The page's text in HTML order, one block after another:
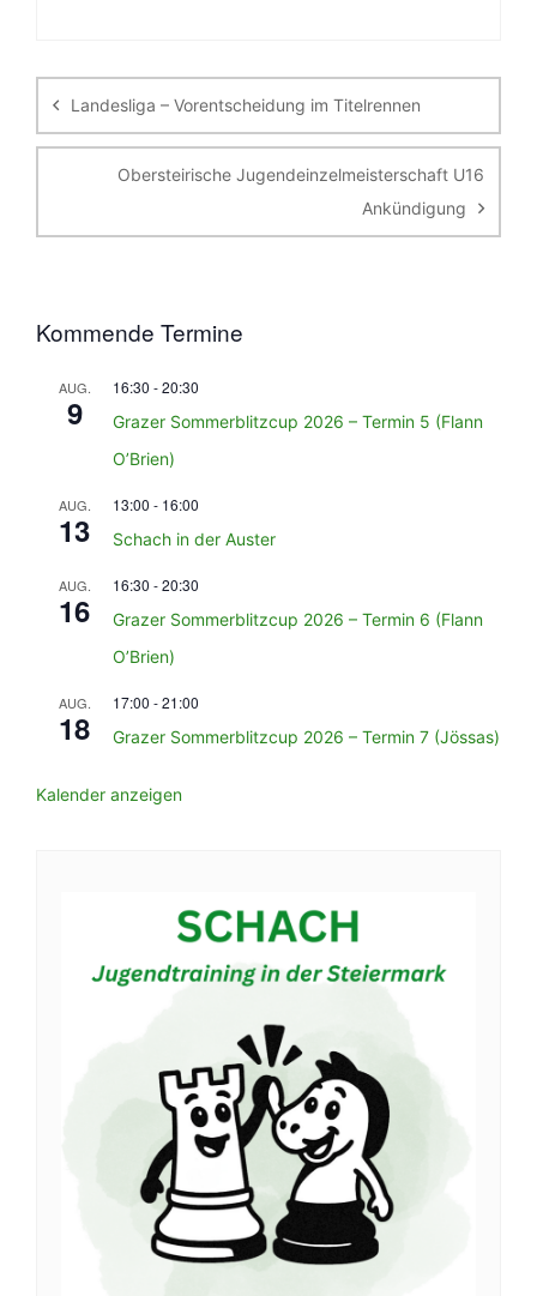
Landesliga – Vorentscheidung im Titelrennen
Obersteirische Jugendeinzelmeisterschaft U16
Ankündigung
Kommende Termine
AUG.
9
16:30 -20:30
Grazer Sommerblitzcup 2026 – Termin 5 (Flann
O’Brien)
AUG.
13
13:00 - 16:00
Schach in der Auster
AUG.
16
16:30 -20:30
Grazer Sommerblitzcup 2026 – Termin 6 (Flann
O’Brien)
AUG.
18
17:00 -21:00
Grazer Sommerblitzcup 2026 – Termin 7 (Jössas)
Kalender anzeigen